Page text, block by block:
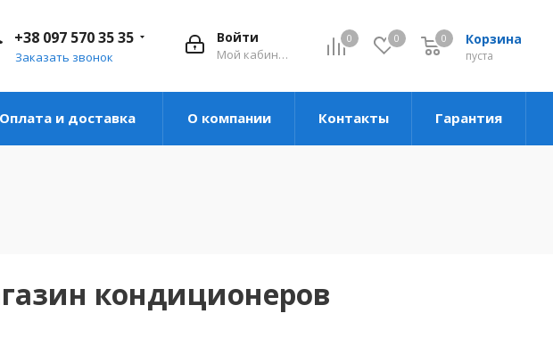
0 0 Корзина
пуста
0
Войти
Мой кабинет
+38 097 570 35 35
Заказать звонок
Оплата и доставка О компании Контакты Гарантия
кондиционеров